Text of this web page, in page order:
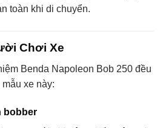
toàn khi di chuyển.
Chơi Xe
Benda Napoleon Bob 250 đều
xe này:
bobber